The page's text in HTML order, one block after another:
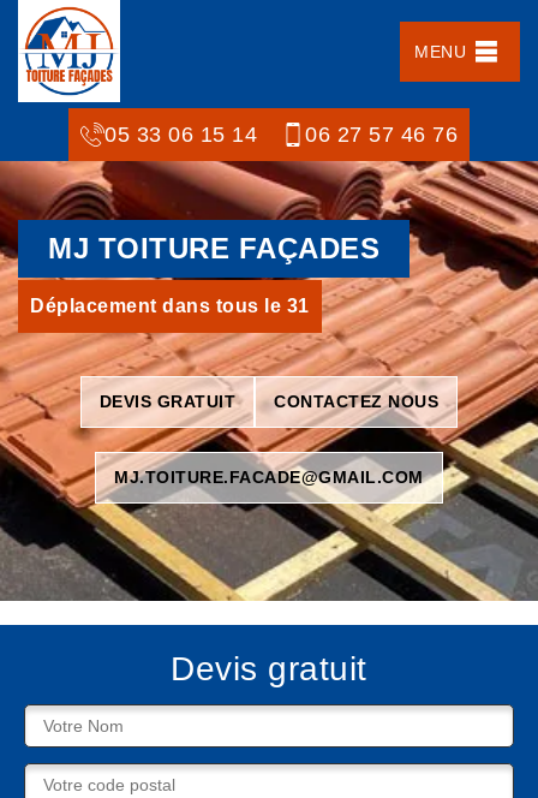
MENU
05 33 06 15 14 06 27 57 46 76
MJ TOITURE FAÇADES
Déplacement dans tous le 31
DEVIS GRATUIT CONTACTEZ NOUS
MJ.TOITURE.FACADE@GMAIL.COM
Devis gratuit